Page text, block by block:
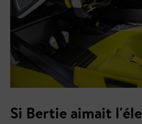
Si Bertie aimait